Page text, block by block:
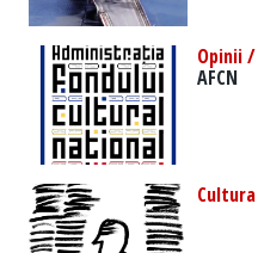
Opinii /
AFCN